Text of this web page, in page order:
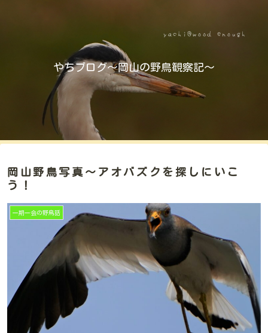
やちブログ～岡山の野鳥観察記～
岡山野鳥写真～アオバズクを探しにいこ
う！
一期一会の野鳥話